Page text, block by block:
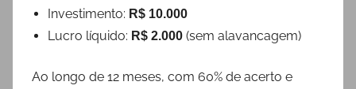
Investimento: R$ 10.000
Lucro líquido: R$ 2.000 (sem alavancagem)
Ao longo de 12 meses, com 60% de acerto e